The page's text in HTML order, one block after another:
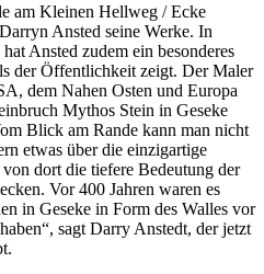
am Kleinen Hellweg / Ecke
Ansted seine Werke. In
Ansted zudem ein besonderes
der Öffentlichkeit zeigt. Der Maler
dem Nahen Osten und Europa
Mythos Stein in Geseke
Blick am Rande kann man nicht
etwas über die einzigartige
dort die tiefere Bedeutung der
Vor 400 Jahren waren es
in Geseke in Form des Walles vor
sagt Darry Anstedt, der jetzt